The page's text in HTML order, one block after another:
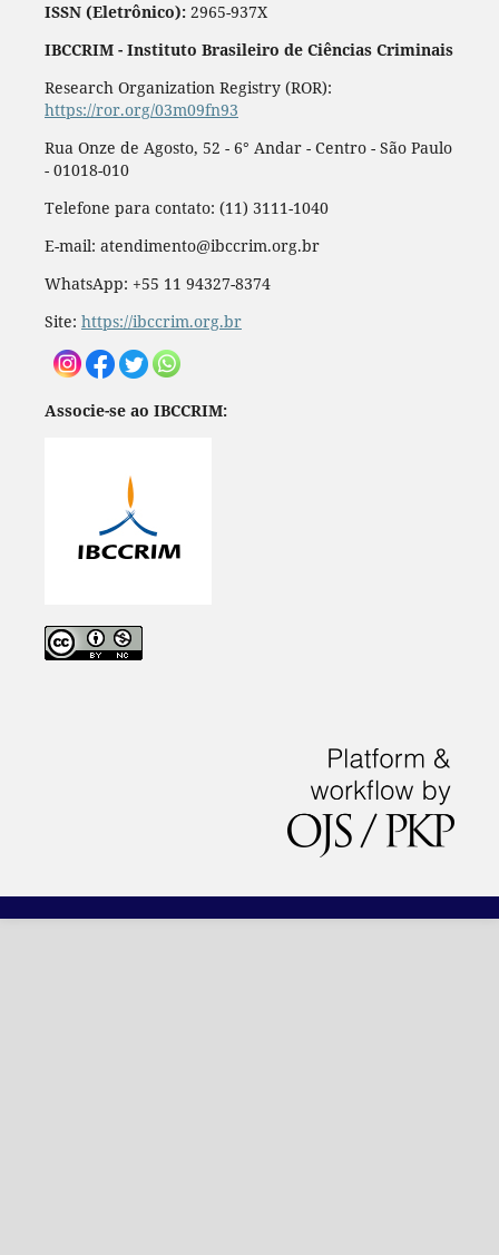
ISSN (Eletrônico):2965-937X
IBCCRIM - Instituto Brasileiro de Ciências Criminais
Research Organization Registry (ROR):
https://ror.org/03m09fn93
Rua Onze de Agosto, 52 - 6° Andar - Centro - São Paulo
- 01018-010
Telefone para contato: (11) 3111-1040
E-mail: atendimento@ibccrim.org.br
WhatsApp: +55 11 94327-8374
Site: https://ibccrim.org.br
Associe-se ao IBCCRIM: